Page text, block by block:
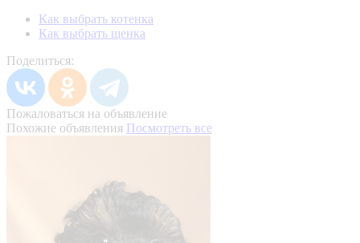
Как выбрать котенка
Как выбрать щенка
Поделиться:
Пожаловаться на объявление
Похожие объявления Посмотреть все